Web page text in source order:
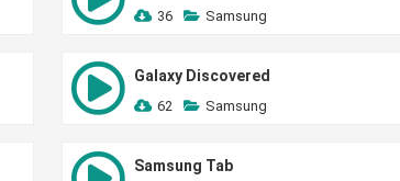
36 Samsung
Galaxy Discovered
62 Samsung
Samsung Tab